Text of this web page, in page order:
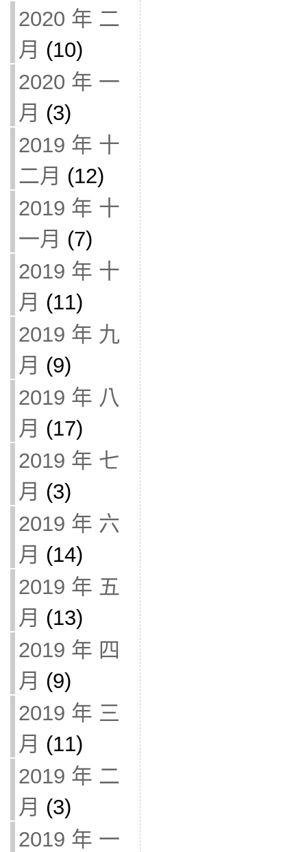
2020 年 二
月 (10)
2020 年 一
月 (3)
2019 年 十
二月 (12)
2019 年 十
一月 (7)
2019 年 十
月 (11)
2019 年 九
月 (9)
2019 年 八
月 (17)
2019 年 七
月 (3)
2019 年 六
月 (14)
2019 年 五
月 (13)
2019 年 四
月 (9)
2019 年 三
月 (11)
2019 年 二
月 (3)
2019 年 一